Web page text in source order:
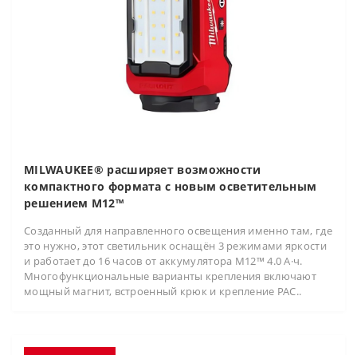
MILWAUKEE® расширяет возможности
компактного формата с новым осветительным
решением M12™
Созданный для направленного освещения именно там, где
это нужно, этот светильник оснащён 3 режимами яркости
и работает до 16 часов от аккумулятора M12™ 4.0 А·ч.
Многофункциональные варианты крепления включают
мощный магнит, встроенный крюк и крепление PAC..